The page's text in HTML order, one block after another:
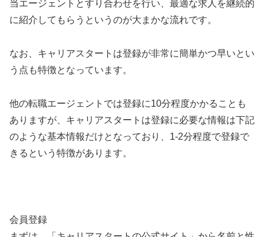
当エージェントとすり合わせを行い、最適な求人を継続的
に紹介してもらうというのが大まかな流れです。
なお、キャリアスタートは登録が非常に簡単かつ早いとい
う点も特徴となっています。
他の転職エージェントでは登録に10分程度かかることも
ありますが、キャリアスタートは登録に必要な情報は下記
のような基本情報だけとなっており、1-2分程度で登録で
きるという特徴があります。
会員登録